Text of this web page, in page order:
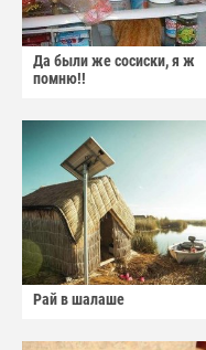
Да были же сосиски, я ж
помню!!
Рай в шалаше